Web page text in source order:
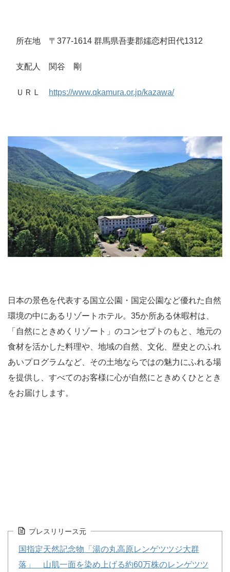
所在地 〒377-1614 群馬県吾妻郡嬬恋村田代1312
支配人 関谷 剛
ＵＲＬ https://www.qkamura.or.jp/kazawa/
日本の景色を代表する国立公園・国定公園など優れた自然
環境の中にあるリゾートホテル。35か所ある休暇村は、
「自然にときめくリゾート」のコンセプトのもと、地元の
食材を活かした料理や、地域の自然、文化、歴史とのふれ
あいプログラムなど、その土地ならではの魅力にふれる場
を提供し、すべてのお客様に心が自然にときめくひととき
をお届けします。
プレスリリース元
国指定天然記念物「湯の丸高原レンゲツツジ大群
落」 山肌一面を染め上げる約60万株のレンゲツツ